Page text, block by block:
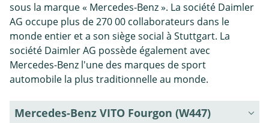
sous la marque « Mercedes-Benz ». La société Daimler
AG occupe plus de 270 00 collaborateurs dans le
monde entier et a son siège social à Stuttgart. La
société Daimler AG possède également avec
Mercedes-Benz l'une des marques de sport
automobile la plus traditionnelle au monde.
Mercedes-Benz VITO Fourgon (W447)